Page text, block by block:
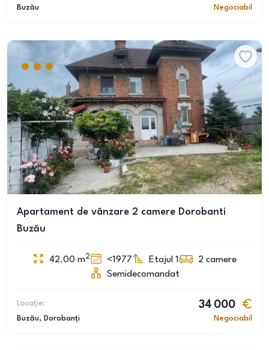
Buzău
Negociabil
Apartament de vânzare 2 camere Dorobanti
Buzău
42.00 m2 <1977 Etajul 1 2 camere
Semidecomandat
Locație:
Buzău, Dorobanți
34 000
Negociabil